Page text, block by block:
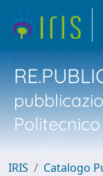
IRIS
Catalogo